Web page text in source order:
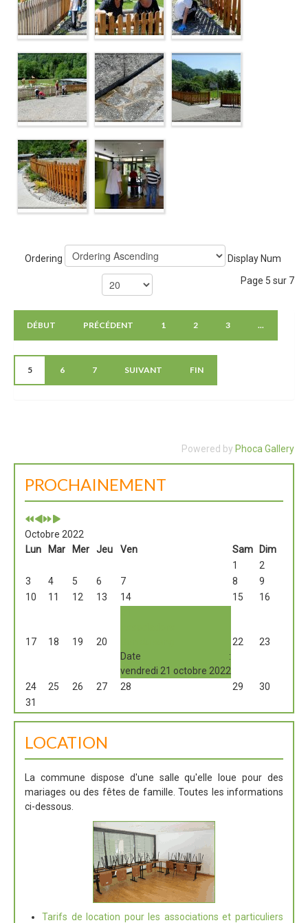
Ordering Display Num
Page 5 sur 7
DÉBUT PRÉCÉDENT 1 2 3 ...
5 6 7 SUIVANT FIN
Powered by Phoca Gallery
PROCHAINEMENT
Octobre 2022
Lun
Mar Mer Jeu Ven Sam
Dim
1
2
3
4 5 6 7 8
9
10
11 12 13 14 15 16
17 18 19 20
Date :
vendredi 21 octobre 2022
22 23
24 25 26 27 28 29
30
31
LOCATION
La commune dispose d'une salle qu'elle loue pour des
mariages ou des fêtes de famille. Toutes les informations
ci-dessous.
Tarifs de location pour les associations et particuliers